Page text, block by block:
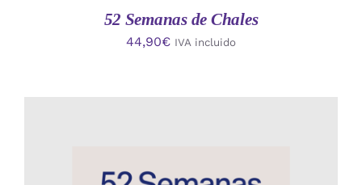
52 Semanas de Chales
44,90€ IVA incluido